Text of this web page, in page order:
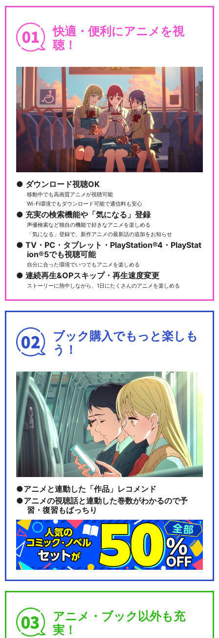
篇～眠れる直線鬼～
舞台『弱虫ペダル』インター
ハイ篇 The Fi…
舞台『弱虫ペダル』インター
ハイ篇 The Se…
舞台『弱虫ペダル』箱根学園
篇～野獣覚醒～
舞台『弱虫ペダル』インター
ハイ篇 The WI…
AR～2つの頂…
舞台『弱虫ペダル』～総北新
世代、始動～
舞台『弱虫ペダル』～箱根学
園（ハコガク）新世代…
舞台『弱虫ペダル』新インタ
舞台『弱虫ペダル』新インタ
ーハイ篇～ヒートアッ…
舞台『弱虫ペダル』新インタ
快適・便利にアニメを視
聴！
ダウンロード視聴OK
移動中でも高画質アニメが視聴可能
Wi-Fi環境でもダウンロード可能で通信料も安心
充実の検索機能や「気になる」登録
声優検索など独自の機能で好きなアニメを楽しめる
「気になる」登録で、新作アニメの最新話の追加をお知らせ
TV・PC・タブレット・PlayStation®4・PlayStat
ion®5でも視聴可能
自分に合った環境でいつでもアニメを楽しめる
連続再生&OPスキップ・再生速度変更
ストーリーに熱中しながら、1日にたくさんのアニメを楽しめる
ブック購入でもっと楽しも
う！
アニメと連動した「作品」レコメンド
アニメの視聴話と連動した巻数がわかるので予
習・復習もばっちり
アニメ・ブック以外も充
実！